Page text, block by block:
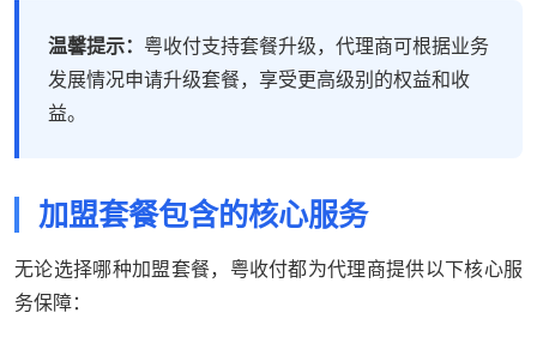
温馨提示： 粤收付支持套餐升级，代理商可根据业务
发展情况申请升级套餐，享受更高级别的权益和收
益。
加盟套餐包含的核心服务
无论选择哪种加盟套餐，粤收付都为代理商提供以下核心服
务保障：